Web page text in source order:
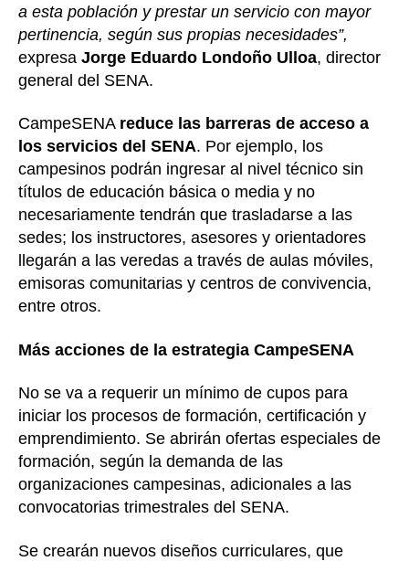
a esta población y prestar un servicio con mayor
pertinencia, según sus propias necesidades”,
expresa Jorge Eduardo Londoño Ulloa, director
general del SENA.
CampeSENA reduce las barreras de acceso a
los servicios del SENA. Por ejemplo, los
campesinos podrán ingresar al nivel técnico sin
títulos de educación básica o media y no
necesariamente tendrán que trasladarse a las
sedes; los instructores, asesores y orientadores
llegarán a las veredas a través de aulas móviles,
emisoras comunitarias y centros de convivencia,
entre otros.
Más acciones de la estrategia CampeSENA
No se va a requerir un mínimo de cupos para
iniciar los procesos de formación, certificación y
emprendimiento. Se abrirán ofertas especiales de
formación, según la demanda de las
organizaciones campesinas, adicionales a las
convocatorias trimestrales del SENA.
Se crearán nuevos diseños curriculares, que